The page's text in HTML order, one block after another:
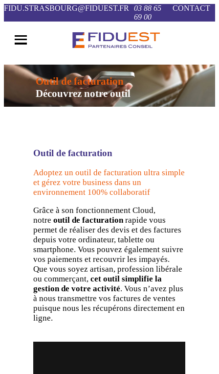
FIDU.STRASBOURG@FIDUEST.FR
03 88 65
69 00
CONTACT
Outil de facturation
Découvrez notre outil
Outil de facturation
Adoptez un outil de facturation ultra simple
et gérez votre business dans un
environnement 100% collaboratif
Grâce à son fonctionnement Cloud,
notreoutil de facturationrapide vous
permet de réaliser des devis et des factures
depuis votre ordinateur, tablette ou
smartphone. Vous pouvez également suivre
vos paiements et recouvrir les impayés.
Que vous soyez artisan, profession libérale
ou commerçant,cet outil simplifie la
gestion de votre activité. Vous n’avez plus
à nous transmettre vos factures de ventes
puisque nous les récupérons directement en
ligne.